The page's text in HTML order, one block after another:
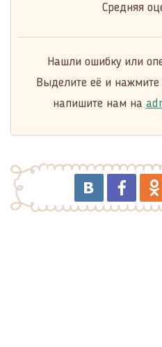
Средняя
Нашли ошибку или
Выделите её и нажмите
напишите нам на